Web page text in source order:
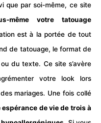
que par soi-même, ce site
même votre tatouage
est à la portée de tout
de tatouage, le format de
du texte. Ce site s’avère
votre look lors
mariages. Une fois collé
espérance de vie de trois à